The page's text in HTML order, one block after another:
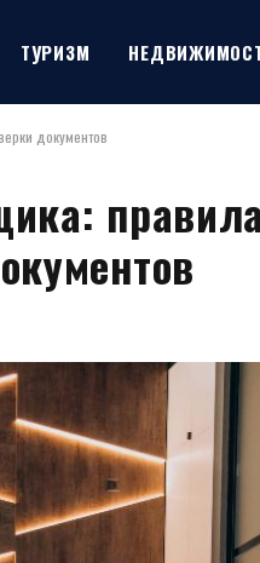
ТУРИЗМ
документов
правила